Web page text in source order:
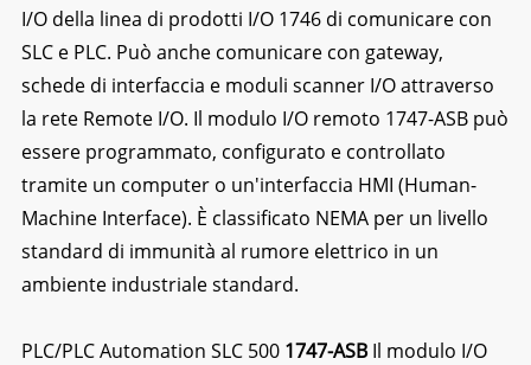
I/O della linea di prodotti I/O 1746 di comunicare con
SLC e PLC. Può anche comunicare con gateway,
schede di interfaccia e moduli scanner I/O attraverso
la rete Remote I/O. Il modulo I/O remoto 1747-ASB può
essere programmato, configurato e controllato
tramite un computer o un'interfaccia HMI (Human-
Machine Interface). È classificato NEMA per un livello
standard di immunità al rumore elettrico in un
ambiente industriale standard.
PLC/PLC Automation SLC 500 1747-ASBIl modulo I/O